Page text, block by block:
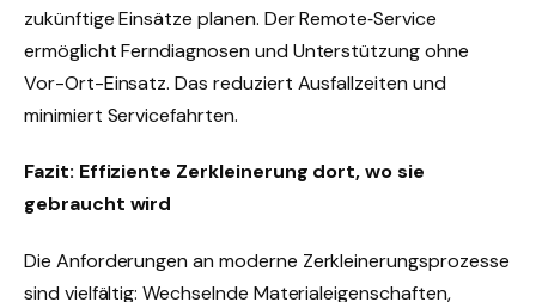
zukünftige Einsätze planen. Der Remote‑Service
ermöglicht Ferndiagnosen und Unterstützung ohne
Vor-Ort-Einsatz. Das reduziert Ausfallzeiten und
minimiert Servicefahrten.
Fazit: Effiziente Zerkleinerung dort, wo sie
gebraucht wird
Die Anforderungen an moderne Zerkleinerungsprozesse
sind vielfältig: Wechselnde Materialeigenschaften,